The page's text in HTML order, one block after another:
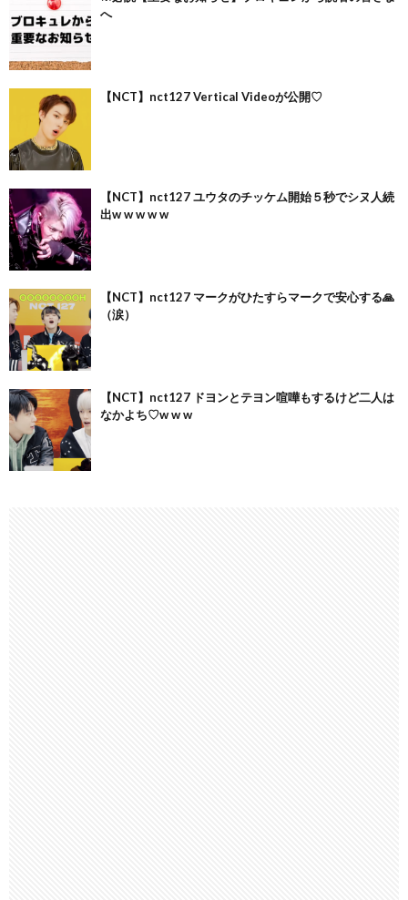
へ
【NCT】nct127 Vertical Videoが公開♡
【NCT】nct127 ユウタのチッケム開始５秒でシヌ人続
出w w w w w
【NCT】nct127 マークがひたすらマークで安心する🙏
（涙）
【NCT】nct127 ドヨンとテヨン喧嘩もするけど二人は
なかよち♡w w w